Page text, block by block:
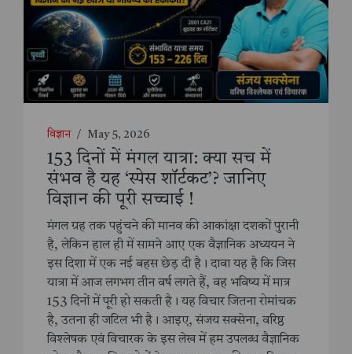
विज्ञान / May 5, 2026
153 दिनों में मंगल यात्रा: क्या सच में
संभव है यह ‘स्पेस शॉर्टकट’? जानिए
विज्ञान की पूरी सच्चाई !
मंगल ग्रह तक पहुंचने की मानव की आकांक्षा दशकों पुरानी
है, लेकिन हाल ही में सामने आए एक वैज्ञानिक अध्ययन ने
इस दिशा में एक नई बहस छेड़ दी है। दावा यह है कि जिस
यात्रा में आज लगभग तीन वर्ष लगते हैं, वह भविष्य में मात्र
153 दिनों में पूरी हो सकती है। यह विचार जितना रोमांचक
है, उतना ही जटिल भी है। आइए, संजय सक्सेना, वरिष्ठ
विश्लेषक एवं विचारक के इस लेख में हम उपलब्ध वैज्ञानिक